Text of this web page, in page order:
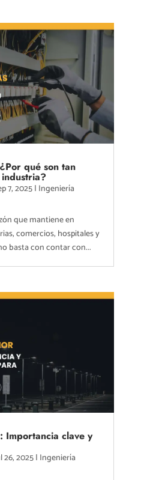
qué son tan
7, 2025| Ingeniería
que mantiene en
comercios, hospitales y
basta con contar con...
clave y
26, 2025| Ingeniería